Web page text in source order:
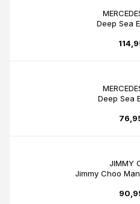
Deep Sea
Deep Sea
JIMMY
Jimmy Choo